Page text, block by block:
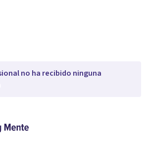
no ha recibido ninguna